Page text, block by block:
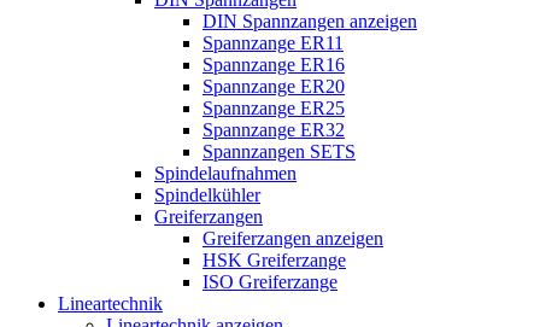
DIN Spannzangen anzeigen
Spannzange ER11
Spannzange ER16
Spannzange ER20
Spannzange ER25
Spannzange ER32
Spannzangen SETS
Spindelaufnahmen
Spindelkühler
Greiferzangen
Greiferzangen anzeigen
HSK Greiferzange
ISO Greiferzange
Lineartechnik